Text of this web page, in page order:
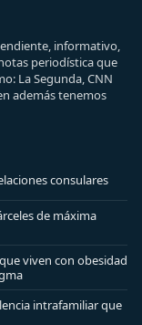
informativo,
periodística que
La Segunda, CNN
además tenemos
consulares
de máxima
viven con obesidad
intrafamiliar que